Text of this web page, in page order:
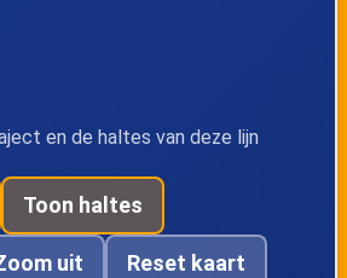
en de haltes van deze lijn
Toon haltes
uit Reset kaart